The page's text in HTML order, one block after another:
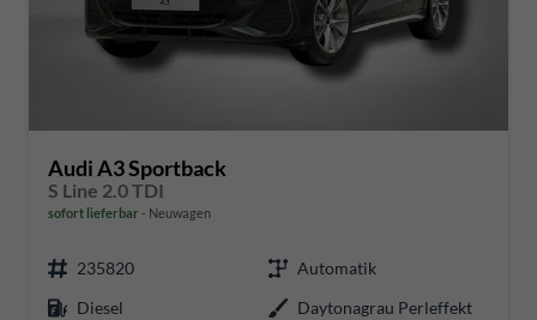
Audi A3 Sportback
S Line 2.0 TDI
sofort lieferbar Neuwagen
235820
Automatik
Diesel
Daytonagrau Perleffekt